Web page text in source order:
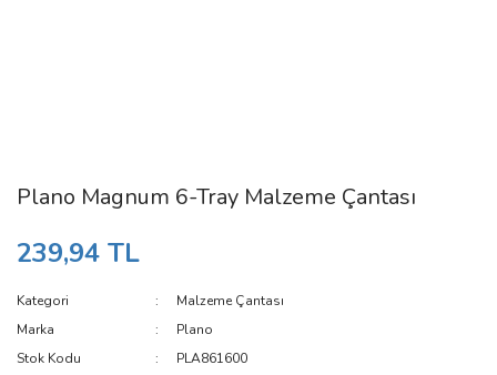
Plano Magnum 6-Tray Malzeme Çantası
239,94 TL
Kategori
Malzeme Çantası
Marka
Plano
Stok Kodu
PLA861600